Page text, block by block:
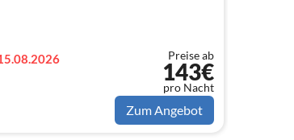
Preise ab
143€
pro Nacht
Zum Angebot